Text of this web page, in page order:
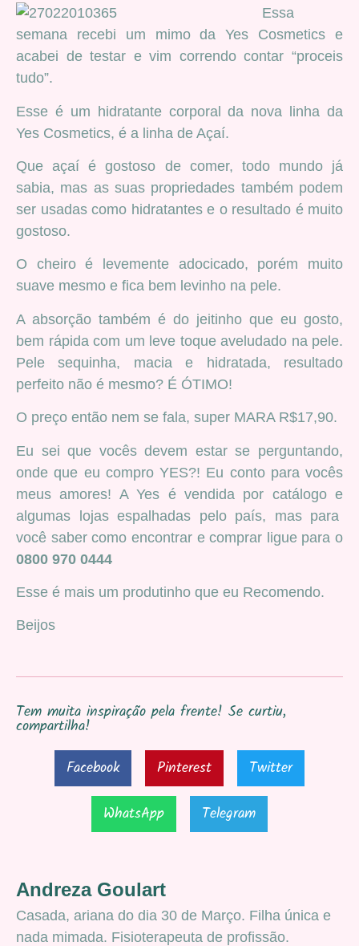
Essa
semana recebi um mimo da Yes Cosmetics e
acabei de testar e vim correndo contar “proceis
tudo”.
Esse é um hidratante corporal da nova linha da
Yes Cosmetics, é a linha de Açaí.
Que açaí é gostoso de comer, todo mundo já
sabia, mas as suas propriedades também podem
ser usadas como hidratantes e o resultado é muito
gostoso.
O cheiro é levemente adocicado, porém muito
suave mesmo e fica bem levinho na pele.
A absorção também é do jeitinho que eu gosto,
bem rápida com um leve toque aveludado na pele.
Pele sequinha, macia e hidratada, resultado
perfeito não é mesmo? É ÓTIMO!
O preço então nem se fala, super MARA R$17,90.
Eu sei que vocês devem estar se perguntando,
onde que eu compro YES?! Eu conto para vocês
meus amores! A Yes é vendida por catálogo e
algumas lojas espalhadas pelo país, mas para
você saber como encontrar e comprar ligue para o
0800 970 0444
Esse é mais um produtinho que eu Recomendo.
Beijos
Tem muita inspiração pela frente! Se curtiu,
compartilha!
Facebook
Pinterest
Twitter
WhatsApp
Telegram
Andreza Goulart
Casada, ariana do dia 30 de Março. Filha única e
nada mimada. Fisioterapeuta de profissão.